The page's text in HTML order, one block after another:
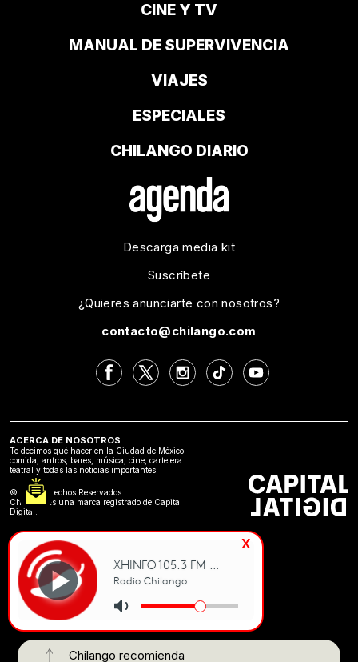
Chilango recomienda
CINE Y TV
MANUAL DE SUPERVIVENCIA
VIAJES
ESPECIALES
CHILANGO DIARIO
Descarga media kit
Suscríbete
¿Quieres anunciarte con nosotros?
contacto@chilango.com
ACERCA DE NOSOTROS
Te decimos qué hacer en la Ciudad de México:
comida, antros, bares, música, cine, cartelera
teatral y todas las noticias importantes
©2024 Derechos Reservados
Chilango es una marca registrado de Capital
Digital.
x